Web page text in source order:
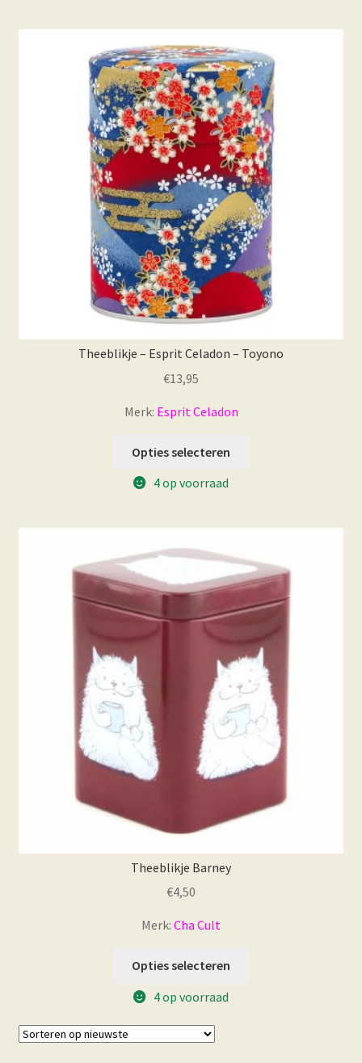
Theeblikje – Esprit Celadon – Toyono
€13,95
Merk: Esprit Celadon
Opties selecteren
4 op voorraad
Theeblikje Barney
€4,50
Merk: Cha Cult
Opties selecteren
4 op voorraad